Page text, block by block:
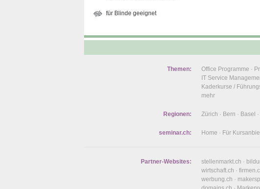
für Blinde geeignet
Themen: Office Programme ·
IT Service
Kaderkurse /
mehr
Regionen: Zürich · Bern · Basel ·
seminar.ch: Home · Für
Partner-Websites: stellenmarkt.ch ·
wirtschaft.ch ·
werbung.ch ·